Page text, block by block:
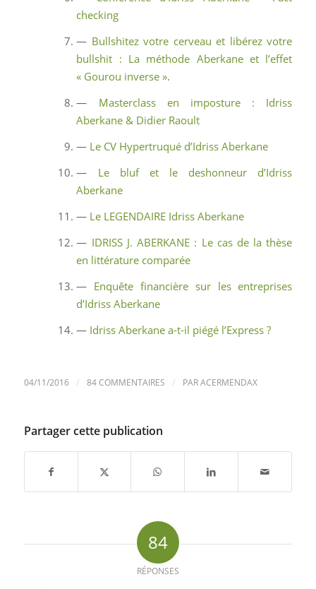
checking
— Bullshitez votre cerveau et libérez votre
bullshit : La méthode Aberkane et l’effet
« Gourou inverse ».
— Masterclass en imposture : Idriss
Aberkane & Didier Raoult
— Le CV Hypertruqué d’Idriss Aberkane
— Le bluf et le deshonneur d’Idriss
Aberkane
— Le LEGENDAIRE Idriss Aberkane
— IDRISS J. ABERKANE : Le cas de la thèse
en littérature comparée
— Enquête financière sur les entreprises
d’Idriss Aberkane
— Idriss Aberkane a-t-il piégé l’Express ?
04/11/2016 / 84 COMMENTAIRES / PARACERMENDAX
Partager cette publication
84
RÉPONSES